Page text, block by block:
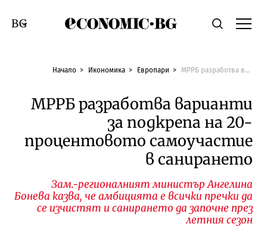
Economic.bgТърсене
Смяна на език
Начало Икономика Европари МРРБ разработва варианти за подкрепа на 20-процентовото самоучастие в санирането
МРРБ разработва варианти
за подкрепа на 20-
процентовото самоучастие
в санирането
Зам.-регионалният министър Ангелина
Бонева казва, че амбицията е всички пречки да
се изчистят и санирането да започне през
летния сезон